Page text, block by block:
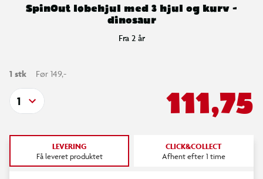
SpinOut løbehjul med 3 hjul og kurv -
dinosaur
Fra 2 år
1 stk Før 149,-
111,75
1
LEVERING
Få leveret produktet
CLICK&COLLECT
Afhent efter 1 time